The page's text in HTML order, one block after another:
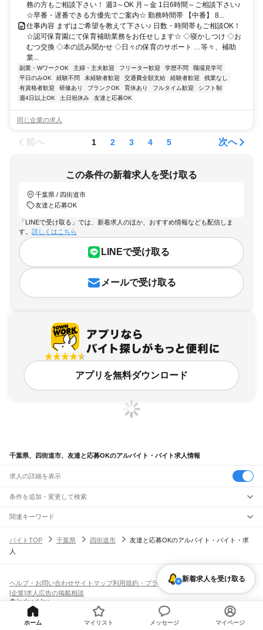
務の方もご相談下さい！ 週3～OK 月～金 1日6時間～ご相談下さい♪
☆早番・遅番できる方優先でご案内☆ 勤務時間帯 【中番】 8...
仕事内容 まずはご希望を教えて下さい♪ 日数・時間帯もご相談OK！
☆認可保育園にて保育補助業務をお任せします☆ ◇寝かしつけ ◇お
むつ交換 ◇本の読み聞かせ ◇日々の保育のサポート …等々、補助
業...
副業・WワークOK 主婦・主夫歓迎 フリーター歓迎 学歴不問
職場見学可
平日のみOK
経験不問 未経験者歓迎 交通費全額支給 経験者歓迎
残業なし
有資格者歓迎
研修あり ブランクOK 育休あり フルタイム歓迎
シフト制
週4日以上OK
土日祝休み 友達と応募OK
同じ企業の求人
前へ 1 2 3 4 5 次へ
この条件の新着求人を受け取る
千葉県 / 四街道市
友達と応募OK
「LINEで受け取る」では、新着求人のほか、おすすめ情報なども配信しま
す。 詳しくはこちら
LINEで受け取る
メールで受け取る
アプリを無料ダウンロード
千葉県、四街道市、友達と応募OKのアルバイト・バイト求人情報
求人の詳細を表示
条件を追加・変更して検索
市区町村を追加・変更
千葉県すべて
野田市茂原市成田市 佐倉市東金市
旭市習志野市柏市勝浦市市原市流山市八千代市 我孫子市
君津市富津市浦安市
匝瑳市
いすみ市 印旛郡香取郡
夷隅郡
安房郡
駅を追加・変更
船橋法典駅
JR中央・総武線
市川駅本八幡駅下総中山駅 東船橋駅津田沼駅幕張本郷駅幕張駅
JR総武本線
飲食・フードサービスすべて
ホールスタッフキッチンスタッフ 精肉・鮮魚加工
パン屋（ベーカリー）
飲食店補助（開店・閉店準備）
飲食店（店長・マネージャー）
営業・販売
人気
日払いOK高校生歓迎
ピアスOK
オープニングスタッフ
留学生・外国人活躍中
勤務期間
雇用形態を追加・変更
アルバイト・パート
正社員
都道府県を変更
関連キーワード
千葉県 船橋市 友達同士の応募 ok千葉県 我孫子市 友達と一緒の応募 ok
バイトTOP 千葉県 四街道市
友達と応募OKのアルバイト・バイト・求
人
新着求人を受け取る
ヘルプ・お問い合わせサイトマップ利用規約・プライバシーポリシー
[企業]求人広告の掲載相談
ホーム マイリスト メッセージ マイページ